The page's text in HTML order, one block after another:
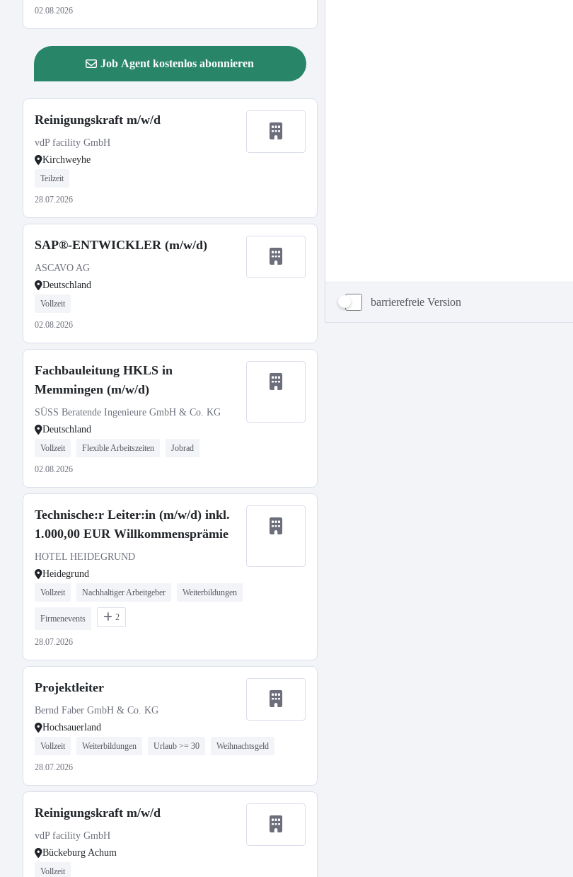
02.08.2026
Job Agent kostenlos abonnieren
Reinigungskraft m/w/d
vdP facility GmbH
Kirchweyhe
Teilzeit
28.07.2026
SAP®-ENTWICKLER (m/w/d)
ASCAVO AG
Deutschland
Vollzeit
02.08.2026
Fachbauleitung HKLS in
Memmingen (m/w/d)
SÜSS Beratende Ingenieure GmbH & Co. KG
Deutschland
Vollzeit Flexible Arbeitszeiten Jobrad
02.08.2026
Technische:r Leiter:in (m/w/d) inkl.
1.000,00 EUR Willkommensprämie
HOTEL HEIDEGRUND
Heidegrund
Vollzeit Nachhaltiger Arbeitgeber Weiterbildungen
Firmenevents 2
28.07.2026
Projektleiter
Bernd Faber GmbH & Co. KG
Hochsauerland
Vollzeit Weiterbildungen Urlaub >= 30 Weihnachtsgeld
28.07.2026
Reinigungskraft m/w/d
vdP facility GmbH
Bückeburg Achum
Vollzeit
barrierefreie Version